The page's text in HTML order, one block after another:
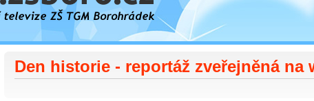
Den historie - reportáž zveřejněná na